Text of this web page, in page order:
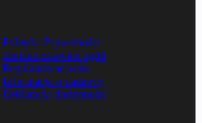
Polityka Prywatności
Zmiana ustawień zgód
Regulamin serwisu
Informacje o nadawcy
Deklaracja dostępności